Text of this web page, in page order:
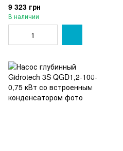
9 323 грн
В наличии